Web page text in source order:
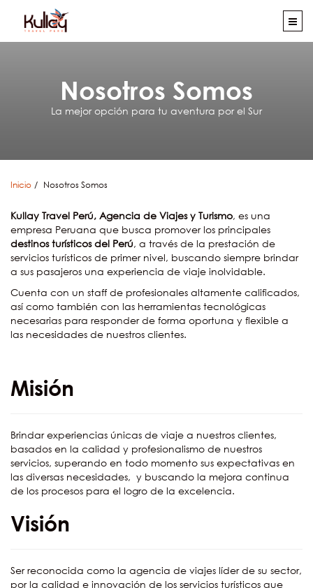
Nosotros Somos
La mejor opción para tu aventura por el Sur
Inicio Nosotros Somos
Kullay Travel Perú, Agencia de Viajes y Turismo, es una
empresa Peruana que busca promover los principales
destinos turísticos del Perú, a través de la prestación de
servicios turísticos de primer nivel, buscando siempre brindar
a sus pasajeros una experiencia de viaje inolvidable.
Cuenta con un staff de profesionales altamente calificados,
así como también con las herramientas tecnológicas
necesarias para responder de forma oportuna y flexible a
las necesidades de nuestros clientes.
Misión
Brindar experiencias únicas de viaje a nuestros clientes,
basados en la calidad y profesionalismo de nuestros
servicios, superando en todo momento sus expectativas en
las diversas necesidades, y buscando la mejora continua
de los procesos para el logro de la excelencia.
Visión
Ser reconocida como la agencia de viajes líder de su sector,
por la calidad e innovación de los servicios turísticos que